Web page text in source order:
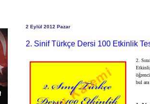
2 Eylül 2012 Pazar
2. Sinif Türkçe Dersi 100 Etkinlik
2.
bul ara